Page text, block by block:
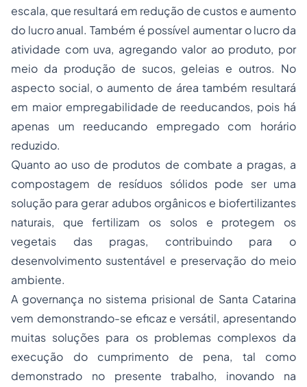
escala, que resultará em redução de custos e aumento
do lucro anual. Também é possível aumentar o lucro da
atividade com uva, agregando valor ao produto, por
meio da produção de sucos, geleias e outros. No
aspecto social, o aumento de área também resultará
em maior empregabilidade de reeducandos, pois há
apenas um reeducando empregado com horário
reduzido.
Quanto ao uso de produtos de combate a pragas, a
compostagem de resíduos sólidos pode ser uma
solução para gerar adubos orgânicos e biofertilizantes
naturais, que fertilizam os solos e protegem os
vegetais das pragas, contribuindo para o
desenvolvimento sustentável e preservação do meio
ambiente.
A governança no sistema prisional de Santa Catarina
vem demonstrando-se eficaz e versátil, apresentando
muitas soluções para os problemas complexos da
execução do cumprimento de pena, tal como
demonstrado no presente trabalho, inovando na